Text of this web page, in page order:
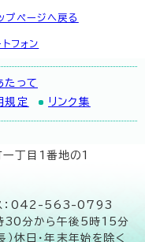
プページへ戻る
フォン
たって
規定 リンク集
丁目1番地の1
：042-563-0793
30分から午後5時15分
休日・年末年始を除く